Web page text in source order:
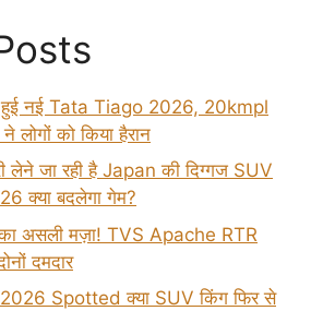
नई Tata Tiago 2026, 20kmpl
लोगों को किया हैरान
लेने जा रही है Japan की दिग्गज SUV
क्या बदलेगा गेम?
असली मज़ा! TVS Apache RTR
दमदार
Spotted क्या SUV किंग फिर से